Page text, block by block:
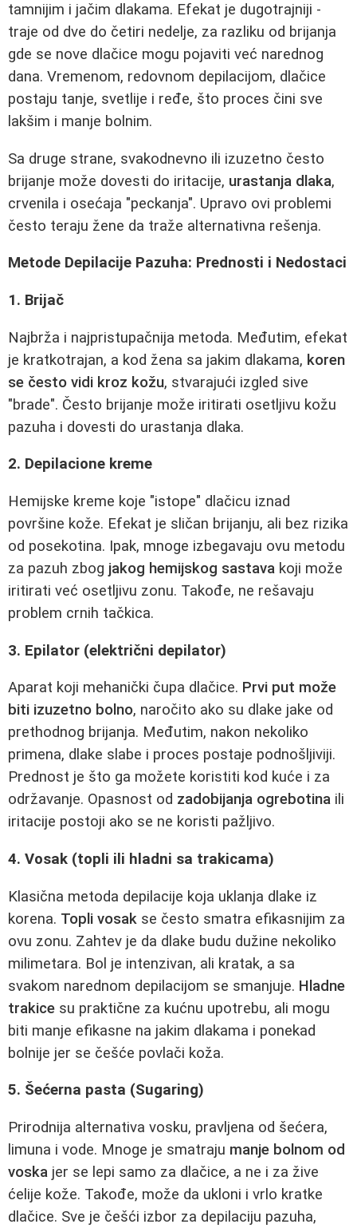
tamnijim i jačim dlakama. Efekat je dugotrajniji -
traje od dve do četiri nedelje, za razliku od brijanja
gde se nove dlačice mogu pojaviti već narednog
dana. Vremenom, redovnom depilacijom, dlačice
postaju tanje, svetlije i ređe, što proces čini sve
lakšim i manje bolnim.
Sa druge strane, svakodnevno ili izuzetno često
brijanje može dovesti do iritacije, urastanja dlaka,
crvenila i osećaja "peckanja". Upravo ovi problemi
često teraju žene da traže alternativna rešenja.
Metode Depilacije Pazuha: Prednosti i Nedostaci
1. Brijač
Najbrža i najpristupačnija metoda. Međutim, efekat
je kratkotrajan, a kod žena sa jakim dlakama, koren
se često vidi kroz kožu, stvarajući izgled sive
"brade". Često brijanje može iritirati osetljivu kožu
pazuha i dovesti do urastanja dlaka.
2. Depilacione kreme
Hemijske kreme koje "istope" dlačicu iznad
površine kože. Efekat je sličan brijanju, ali bez rizika
od posekotina. Ipak, mnoge izbegavaju ovu metodu
za pazuh zbog jakog hemijskog sastava koji može
iritirati već osetljivu zonu. Takođe, ne rešavaju
problem crnih tačkica.
3. Epilator (električni depilator)
Aparat koji mehanički čupa dlačice. Prvi put može
biti izuzetno bolno, naročito ako su dlake jake od
prethodnog brijanja. Međutim, nakon nekoliko
primena, dlake slabe i proces postaje podnošljiviji.
Prednost je što ga možete koristiti kod kuće i za
održavanje. Opasnost od zadobijanja ogrebotina ili
iritacije postoji ako se ne koristi pažljivo.
4. Vosak (topli ili hladni sa trakicama)
Klasična metoda depilacije koja uklanja dlake iz
korena. Topli vosak se često smatra efikasnijim za
ovu zonu. Zahtev je da dlake budu dužine nekoliko
milimetara. Bol je intenzivan, ali kratak, a sa
svakom narednom depilacijom se smanjuje. Hladne
trakice su praktične za kućnu upotrebu, ali mogu
biti manje efikasne na jakim dlakama i ponekad
bolnije jer se češće povlači koža.
5. Šećerna pasta (Sugaring)
Prirodnija alternativa vosku, pravljena od šećera,
limuna i vode. Mnoge je smatraju manje bolnom od
voska jer se lepi samo za dlačice, a ne i za žive
ćelije kože. Takođe, može da ukloni i vrlo kratke
dlačice. Sve je češći izbor za depilaciju pazuha,